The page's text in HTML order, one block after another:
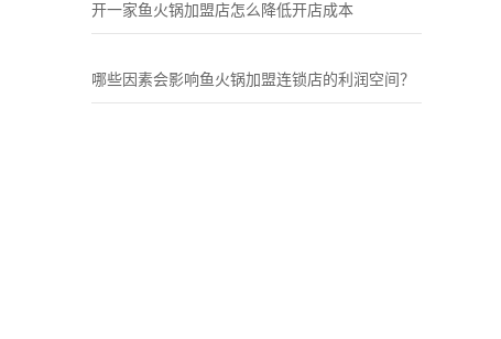
开一家鱼火锅加盟店怎么降低开店成本
哪些因素会影响鱼火锅加盟连锁店的利润空间？